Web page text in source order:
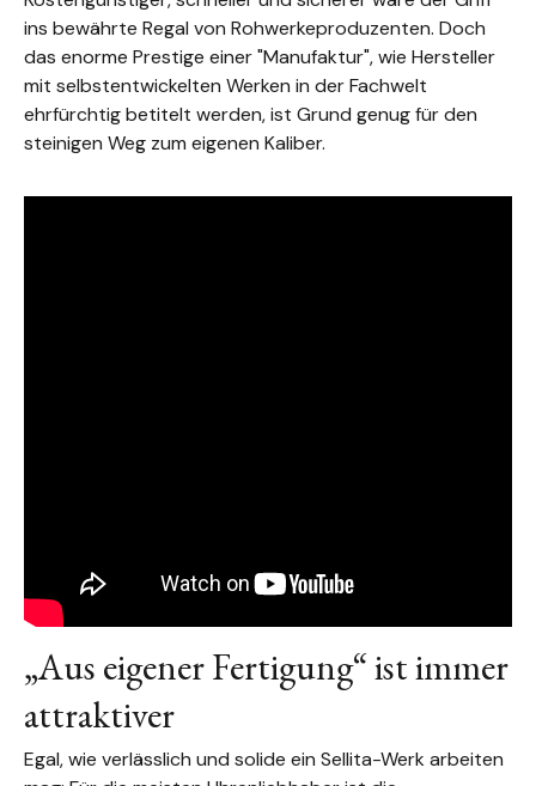
ins bewährte Regal von Rohwerkeproduzenten. Doch
das enorme Prestige einer "Manufaktur", wie Hersteller
mit selbstentwickelten Werken in der Fachwelt
ehrfürchtig betitelt werden, ist Grund genug für den
steinigen Weg zum eigenen Kaliber.
„Aus eigener Fertigung“ ist immer
attraktiver
Egal, wie verlässlich und solide ein Sellita-Werk arbeiten